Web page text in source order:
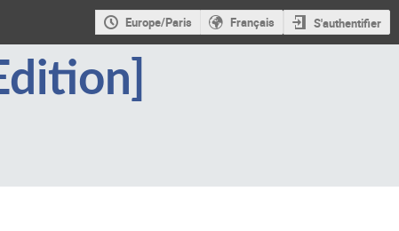
Europe/Paris Français S'authentifier